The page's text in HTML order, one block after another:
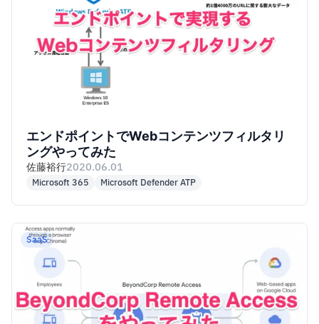
エンドポイントでWebコンテンツフィルタリ
ングやってみた
佐藤裕行2020.06.01
Microsoft 365 Microsoft Defender ATP
SaaS